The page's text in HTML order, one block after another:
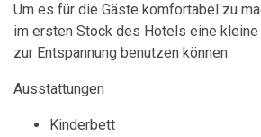
Um es für die Gäste komfortabel zu
im ersten Stock des Hotels eine kleine
zur Entspannung benutzen können.
Ausstattungen
Kinderbett